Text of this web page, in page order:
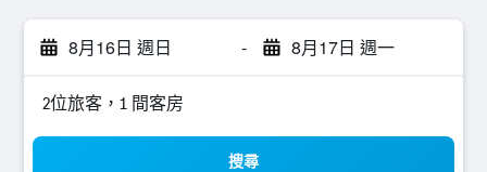
8月16日 週日 - 8月17日 週一
2位旅客，1 間客房
搜尋